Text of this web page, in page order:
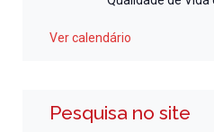
Ver calendário
Pesquisa no site